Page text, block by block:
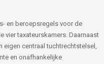
en beroepsregels voor de
vier taxateurskamers. Daarnaast
eigen centraal tuchtrechtstelsel,
en onafhankelijke